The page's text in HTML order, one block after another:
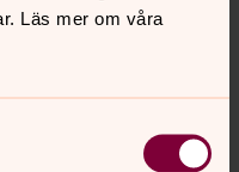
Läs mer om våra